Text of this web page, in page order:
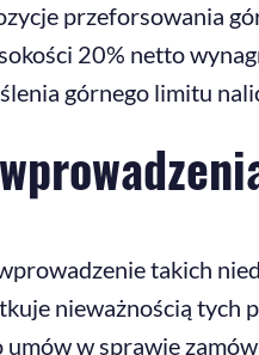
przeforsowania
20% netto
górnego limitu
takich
nieważnością tych
w sprawie